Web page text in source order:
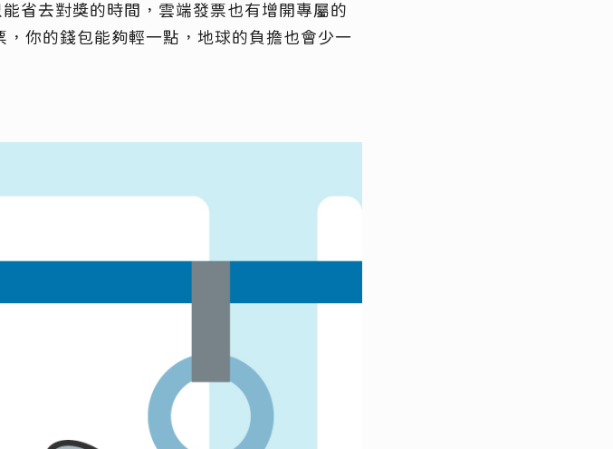
省去對獎的時間，雲端發票也有增開專屬的
你的錢包能夠輕一點，地球的負擔也會少一